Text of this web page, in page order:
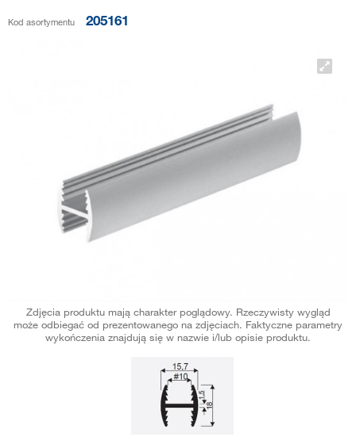
Kod asortymentu 205161
Zdjęcia produktu mają charakter poglądowy. Rzeczywisty wygląd
może odbiegać od prezentowanego na zdjęciach. Faktyczne parametry
wykończenia znajdują się w nazwie i/lub opisie produktu.